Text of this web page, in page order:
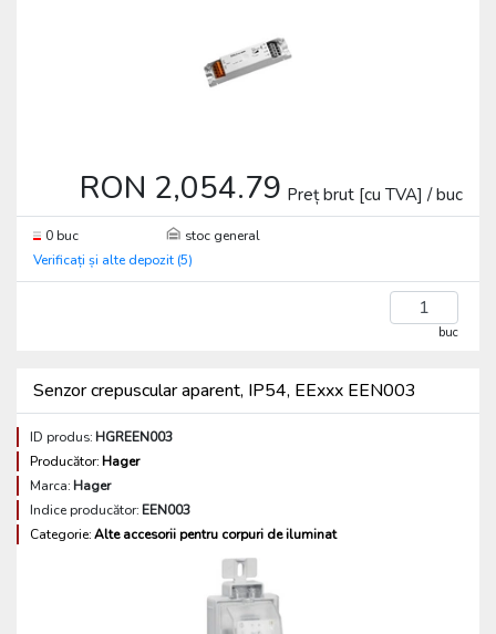
RON 2,054.79 Preț brut [cu TVA] / buc
0 buc
stoc general
Verificați și alte depozit (5)
buc
Senzor crepuscular aparent, IP54, EExxx EEN003
ID produs:HGREEN003
Producător:Hager
Marca:Hager
Indice producător:EEN003
Categorie:Alte accesorii pentru corpuri de iluminat